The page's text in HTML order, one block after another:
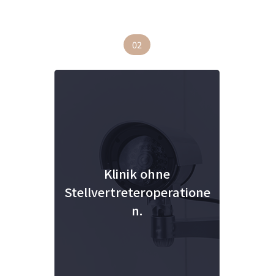
02
Klinik ohne
Stellvertreteroperatione
n.